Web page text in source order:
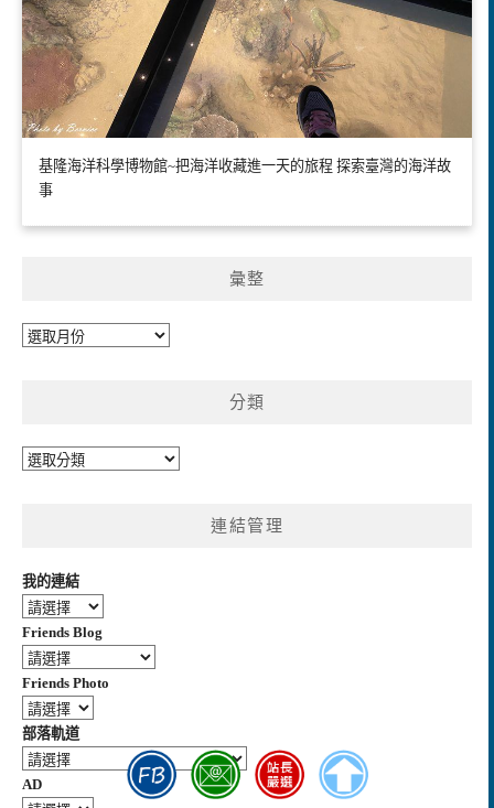
基隆海洋科學博物館~把海洋收藏進一天的旅程 探索臺灣的海洋故
事
彙整
彙
分類
分
連結管理
我的連結
Friends Blog
Friends Photo
部落軌道
AD